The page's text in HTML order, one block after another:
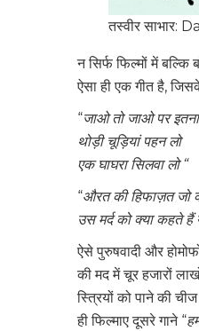
तस्वीर साभार:
न सिर्फ फिल्मों में बल्कि
ऐसा ही एक गीत है,
“जाओ तो जाओ पर
थोड़ी चूड़ियां पहन लो
एक घाघरा सिलवा लो “
“औरत की हिफाज़त जो
उस मर्द को क्या कहते हैं
ऐसे पुरुषवादी और
की मद में चूर हजारों
स्त्रियों को पाने की
ही फिल्माए दूसरे गाने “